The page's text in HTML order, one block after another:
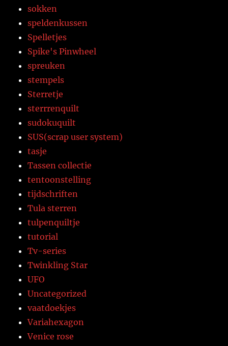
sokken
speldenkussen
Spelletjes
Spike's Pinwheel
spreuken
stempels
Sterretje
sterrrenquilt
sudokuquilt
SUS(scrap user system)
tasje
Tassen collectie
tentoonstelling
tijdschriften
Tula sterren
tulpenquiltje
tutorial
Tv-series
Twinkling Star
UFO
Uncategorized
vaatdoekjes
Variahexagon
Venice rose